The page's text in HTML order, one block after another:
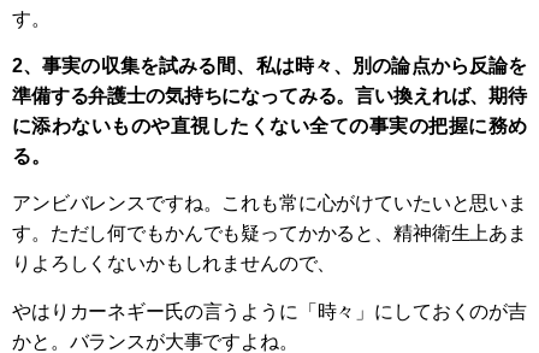
す。
2、事実の収集を試みる間、私は時々、別の論点から反論を
準備する弁護士の気持ちになってみる。言い換えれば、期待
に添わないものや直視したくない全ての事実の把握に務め
る。
アンビバレンスですね。これも常に心がけていたいと思いま
す。ただし何でもかんでも疑ってかかると、精神衛生上あま
りよろしくないかもしれませんので、
やはりカーネギー氏の言うように「時々」にしておくのが吉
かと。バランスが大事ですよね。